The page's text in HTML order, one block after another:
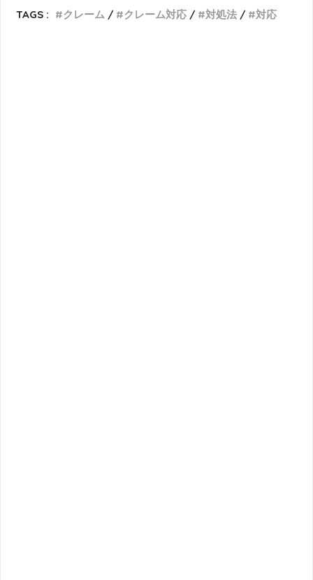
TAGS :
クレーム クレーム対応 対処法 対応